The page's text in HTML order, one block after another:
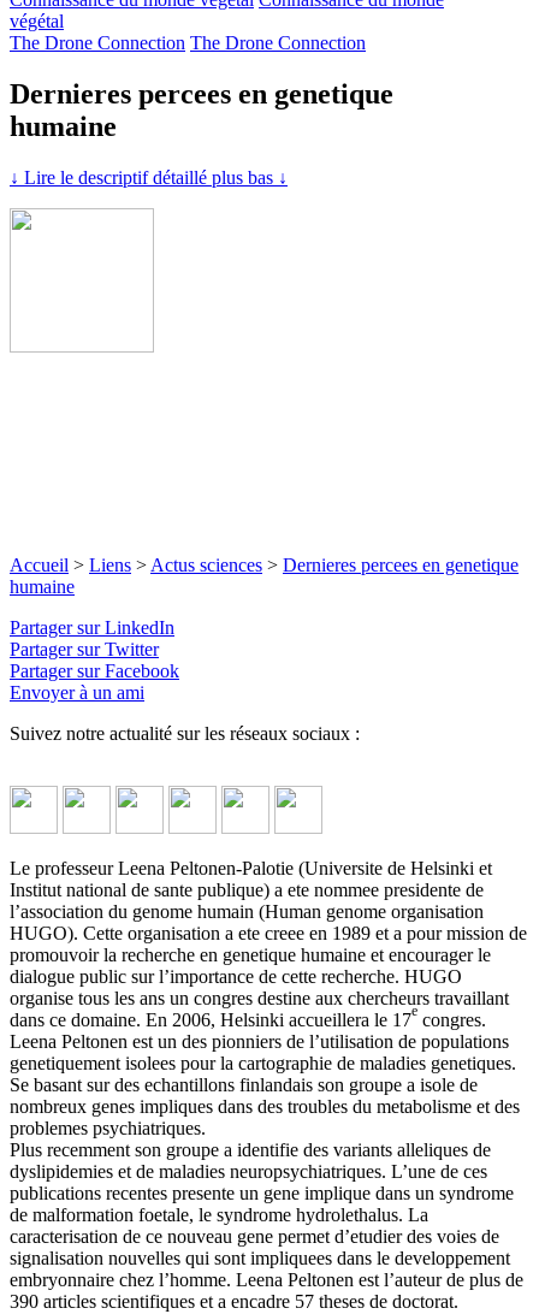
végétal
The Drone Connection The Drone Connection
Dernieres percees en genetique
humaine
↓ Lire le descriptif détaillé plus bas ↓
Accueil > Liens > Actus sciences > Dernieres percees en genetique
humaine
Partager sur LinkedIn
Partager sur Twitter
Partager sur Facebook
Envoyer à un ami
Suivez notre actualité sur les réseaux sociaux :
Le professeur Leena Peltonen-Palotie (Universite de Helsinki et
Institut national de sante publique) a ete nommee presidente de
l’association du genome humain (Human genome organisation
HUGO). Cette organisation a ete creee en 1989 et a pour mission de
promouvoir la recherche en genetique humaine et encourager le
dialogue public sur l’importance de cette recherche. HUGO
organise tous les ans un congres destine aux chercheurs travaillant
dans ce domaine. En 2006, Helsinki accueillera le 17e congres.
Leena Peltonen est un des pionniers de l’utilisation de populations
genetiquement isolees pour la cartographie de maladies genetiques.
Se basant sur des echantillons finlandais son groupe a isole de
nombreux genes impliques dans des troubles du metabolisme et des
problemes psychiatriques.
Plus recemment son groupe a identifie des variants alleliques de
dyslipidemies et de maladies neuropsychiatriques. L’une de ces
publications recentes presente un gene implique dans un syndrome
de malformation foetale, le syndrome hydrolethalus. La
caracterisation de ce nouveau gene permet d’etudier des voies de
signalisation nouvelles qui sont impliquees dans le developpement
embryonnaire chez l’homme. Leena Peltonen est l’auteur de plus de
390 articles scientifiques et a encadre 57 theses de doctorat.